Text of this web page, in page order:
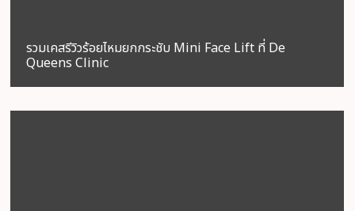
รวมเคสรีวิวร้อยไหมยกกระชับ Mini Face Lift ที่ De
Queens Clinic